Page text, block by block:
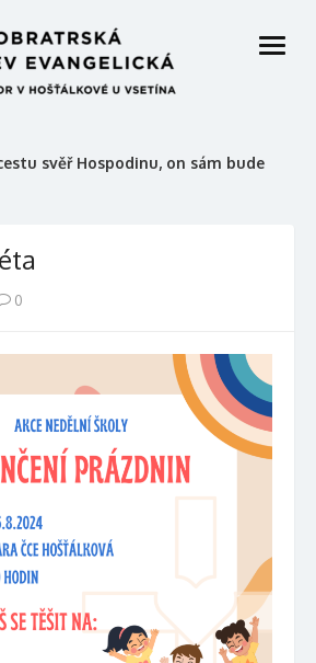
svěř Hospodinu, on sám bude
open
0